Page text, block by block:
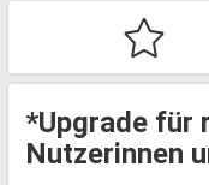
*Upgrade für
Nutzerinnen